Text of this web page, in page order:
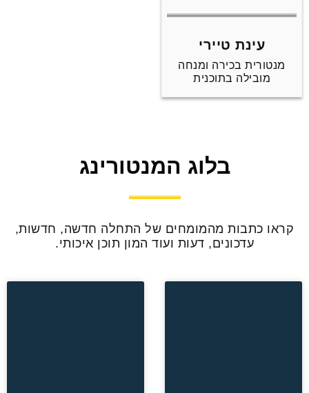
עינת טיירי
מנטורית בכירה ומנחה
מובילה בתוכנית
בלוג המנטורינג
קראו כתבות מהמומחים של התחלה חדשה, חדשות,
עדכונים, דעות ועוד המון תוכן איכותי.